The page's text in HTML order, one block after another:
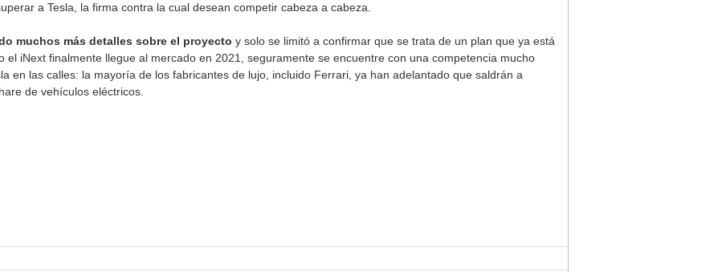
a Tesla, la firma contra la cual desean competir cabeza a cabeza.
muchos más detalles sobre el proyecto y solo se limitó a confirmar que se trata de un plan que ya está
el iNext finalmente llegue al mercado en 2021, seguramente se encuentre con una competencia mucho
en las calles: la mayoría de los fabricantes de lujo, incluido Ferrari, ya han adelantado que saldrán a
de vehículos eléctricos.